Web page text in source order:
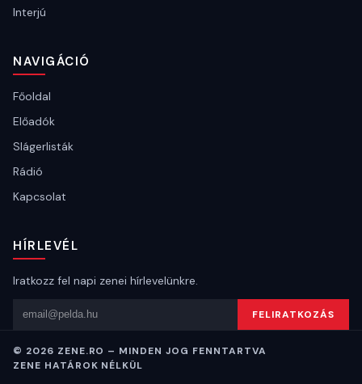
Interjú
NAVIGÁCIÓ
Főoldal
Előadók
Slágerlisták
Rádió
Kapcsolat
HÍRLEVÉL
Iratkozz fel napi zenei hírlevelünkre.
Email cím FELIRATKOZÁS
© 2026 ZENE.RO – MINDEN JOG FENNTARTVA
ZENE HATÁROK NÉLKÜL